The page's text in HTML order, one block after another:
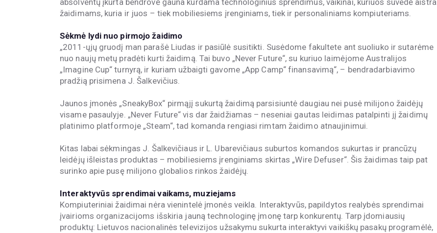
absolventų įkurta bendrovė gauna kurdama technologinius sprendimus, vaikinai, kuriuos suvedė aistra
žaidimams, kuria ir juos – tiek mobiliesiems įrenginiams, tiek ir personaliniams kompiuteriams.
Sėkmė lydi nuo pirmojo žaidimo
„2011-ųjų gruodį man parašė Liudas ir pasiūlė susitikti. Susėdome fakultete ant suoliuko ir sutarėme
nuo naujų metų pradėti kurti žaidimą. Tai buvo „Never Future“, su kuriuo laimėjome Australijos
„Imagine Cup“ turnyrą, ir kuriam užbaigti gavome „App Camp“ finansavimą“, – bendradarbiavimo
pradžią prisimena J. Šalkevičius.
Jaunos įmonės „SneakyBox“ pirmąjį sukurtą žaidimą parsisiuntė daugiau nei pusė milijono žaidėjų
visame pasaulyje. „Never Future“ vis dar žaidžiamas – neseniai gautas leidimas patalpinti jį žaidimų
platinimo platformoje „Steam“, tad komanda rengiasi rimtam žaidimo atnaujinimui.
Kitas labai sėkmingas J. Šalkevičiaus ir L. Ubarevičiaus suburtos komandos sukurtas ir prancūzų
leidėjų išleistas produktas – mobiliesiems įrenginiams skirtas „Wire Defuser“. Šis žaidimas taip pat
surinko apie pusę milijono globalios rinkos žaidėjų.
Interaktyvūs sprendimai vaikams, muziejams
Kompiuteriniai žaidimai nėra vienintelė įmonės veikla. Interaktyvūs, papildytos realybės sprendimai
įvairioms organizacijoms išskiria jauną technologinę įmonę tarp konkurentų. Tarp įdomiausių
produktų: Lietuvos nacionalinės televizijos užsakymu sukurta interaktyvi vaikiškų pasakų programėlė,